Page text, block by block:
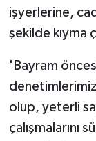
işyerlerine,
şekilde kıyma
'Bayram
olup, yeterli
çalışmalarını